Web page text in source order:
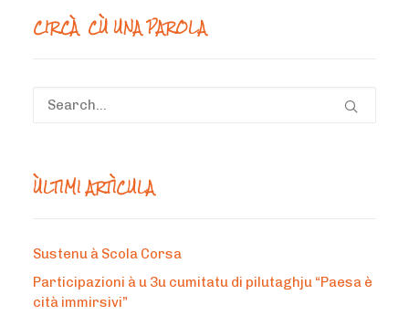
CIRCÀ CÙ UNA PAROLA
ÙLTIMI ARTÌCULA
Sustenu à Scola Corsa
Participazioni à u 3u cumitatu di pilutaghju “Paesa è
cità immirsivi”